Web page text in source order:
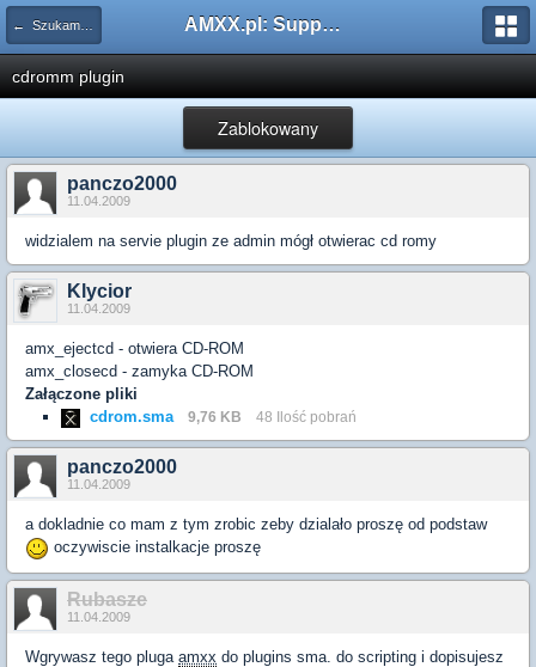
← Szukam pluginu AMXX.pl: Support AMX Mod X i SourceMod
cdromm plugin
Zablokowany
panczo2000
11.04.2009
widzialem na servie plugin ze admin mógł otwierac cd romy
Klycior
11.04.2009
amx_ejectcd - otwiera CD-ROM
amx_closecd - zamyka CD-ROM
Załączone pliki
cdrom.sma
9,76 KB 48 Ilość pobrań
panczo2000
11.04.2009
a dokladnie co mam z tym zrobic zeby dzialało proszę od podstaw
oczywiscie instalkacje proszę
Rubasze
11.04.2009
Wgrywasz tego pluga amxx do plugins sma. do scripting i dopisujesz